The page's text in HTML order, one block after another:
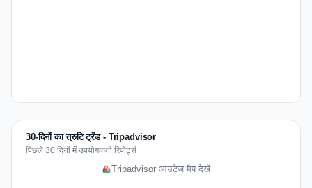
30-दिनों का त्रुटि ट्रेंड - Tripadvisor
पिछले 30 दिनों में उपयोगकर्ता रिपोर्ट्स
Tripadvisor आउटेज मैप देखें